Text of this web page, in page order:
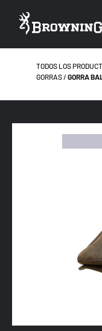
TODOS LOS
GORRAS
GORRA